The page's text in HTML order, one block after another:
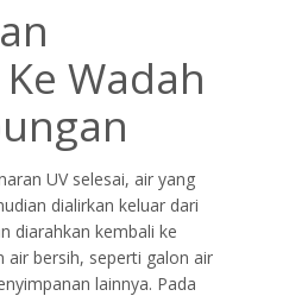
Wadah
UV selesai, air yang
dialirkan keluar dari
diarahkan kembali ke
air bersih, seperti galon air
lainnya. Pada